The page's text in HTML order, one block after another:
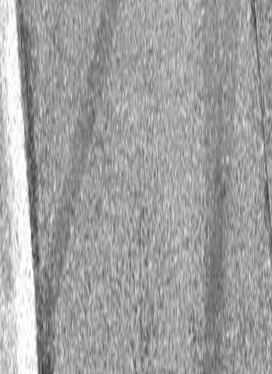
Шасси: -
Двигатель: -
Резина: -
Страна:
Казахстан
Основатель: Александр Карташов
Владелец: Александр Карташов
Дата основания: 12.10.2015
Рейтинг: 3
Дата Этап / трасса Команда
26.12.2022 Кубок Украины / Чайка
Частные пилоты
26.12.2022
Кубок Украины / Чайка
Частные пилоты
28.10.2022
Кубок Латвии / Бикерниеки
Частные пилоты
28.10.2022
Кубок Латвии / Бикерниеки Частные пилоты
PFC Formula Mondial / 2022b